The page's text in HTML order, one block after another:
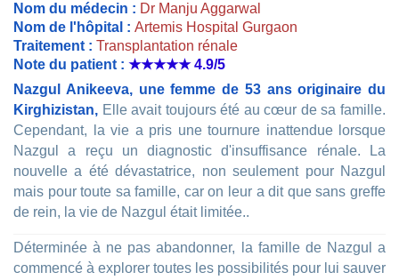
Nom du médecin : Dr Manju Aggarwal
Nom de l'hôpital : Artemis Hospital Gurgaon
Traitement : Transplantation rénale
Note du patient : ★★★★★ 4.9/5
Nazgul Anikeeva, une femme de 53 ans originaire du
Kirghizistan, Elle avait toujours été au cœur de sa famille.
Cependant, la vie a pris une tournure inattendue lorsque
Nazgul a reçu un diagnostic d'insuffisance rénale. La
nouvelle a été dévastatrice, non seulement pour Nazgul
mais pour toute sa famille, car on leur a dit que sans greffe
de rein, la vie de Nazgul était limitée..
Déterminée à ne pas abandonner, la famille de Nazgul a
commencé à explorer toutes les possibilités pour lui sauver